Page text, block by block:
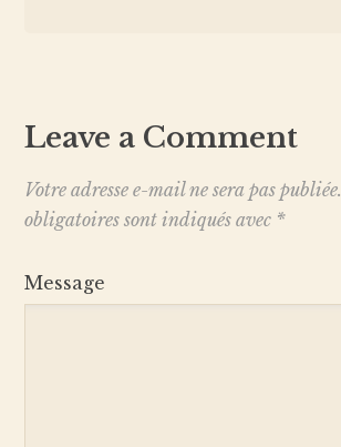
Leave a Comment
Votre adresse e-mail ne sera pas publiée.
obligatoires sont indiqués avec *
Message